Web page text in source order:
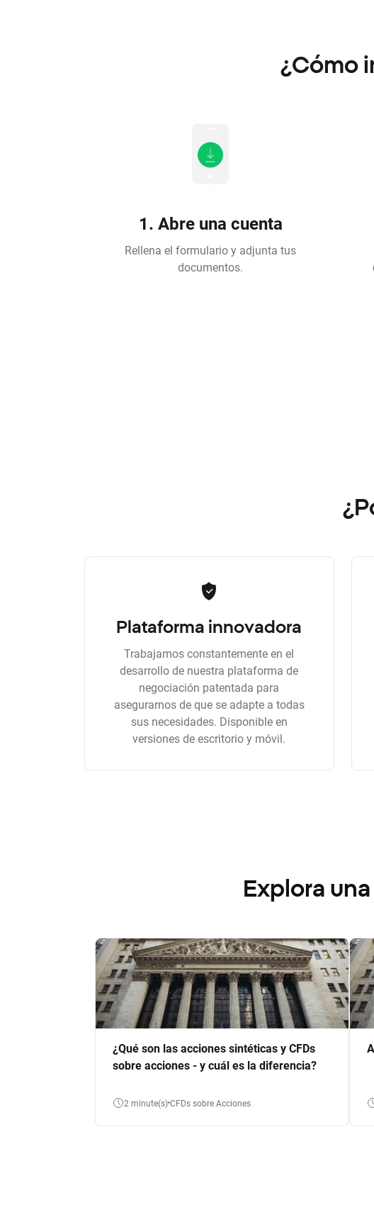
¿Cómo
1. Abre una cuenta
Rellena el formulario y adjunta tus
documentos.
Plataforma innovadora
Trabajamos constantemente en el
desarrollo de nuestra plataforma de
negociación patentada para
asegurarnos de que se adapte a todas
sus necesidades. Disponible en
versiones de escritorio y móvil.
Explora
¿Qué son las acciones sintéticas y CFDs
sobre acciones - y cuál es la diferencia?
2 minute(s) CFDs sobre Acciones